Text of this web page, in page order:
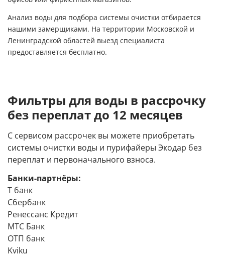
Анализ воды для подбора системы очистки отбирается
нашими замерщиками. На территории Московской и
Ленинградской областей выезд специалиста
предоставляется бесплатно.
Фильтры для воды в рассрочку
без переплат до 12 месяцев
С сервисом рассрочек вы можете приобретать
системы очистки воды и пурифайеры Экодар без
переплат и первоначального взноса.
Банки-партнёры:
Т банк
Сбербанк
Ренессанс Кредит
МТС Банк
ОТП банк
Kviku